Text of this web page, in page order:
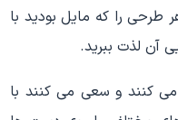
طرحی را که مایل بودید با
آن لذت ببرید.
می کنند و سعی می کنند با